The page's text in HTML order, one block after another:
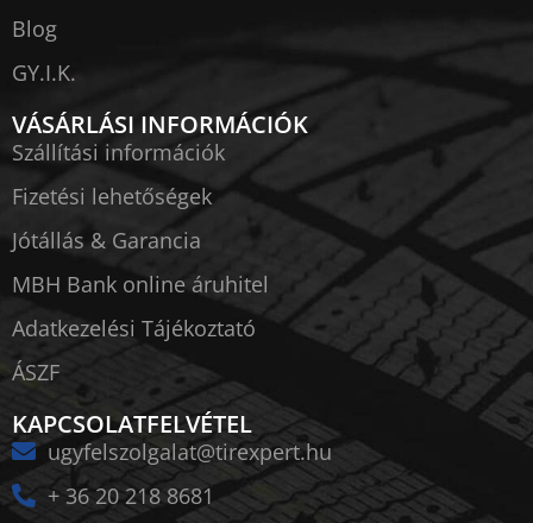
Blog
GY.I.K.
VÁSÁRLÁSI INFORMÁCIÓK
Szállítási információk
Fizetési lehetőségek
Jótállás & Garancia
MBH Bank online áruhitel
Adatkezelési Tájékoztató
ÁSZF
KAPCSOLATFELVÉTEL
ugyfelszolgalat@tirexpert.hu
+ 36 20 218 8681